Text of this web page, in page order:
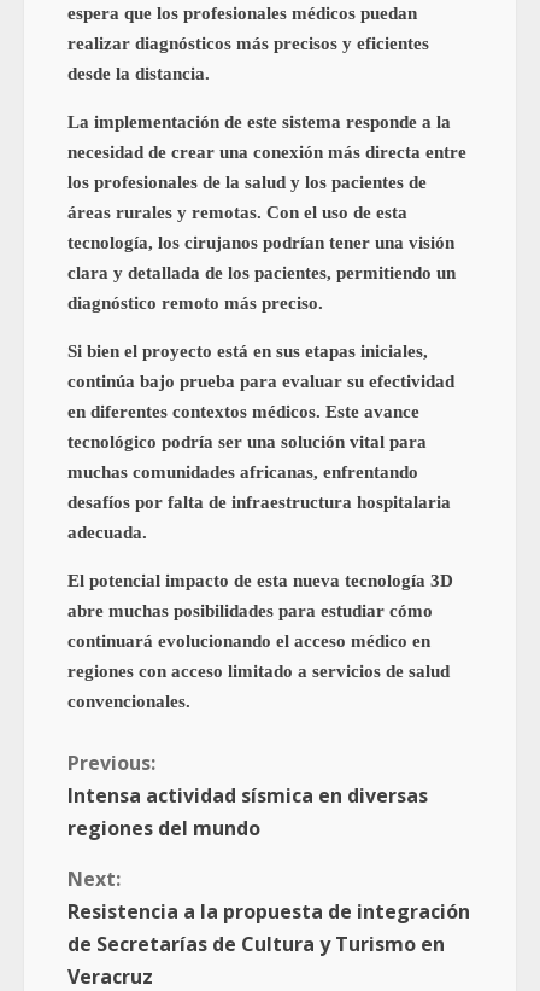
espera que los profesionales médicos puedan
realizar diagnósticos más precisos y eficientes
desde la distancia.
La implementación de este sistema responde a la
necesidad de crear una conexión más directa entre
los profesionales de la salud y los pacientes de
áreas rurales y remotas. Con el uso de esta
tecnología, los cirujanos podrían tener una visión
clara y detallada de los pacientes, permitiendo un
diagnóstico remoto más preciso.
Si bien el proyecto está en sus etapas iniciales,
continúa bajo prueba para evaluar su efectividad
en diferentes contextos médicos. Este avance
tecnológico podría ser una solución vital para
muchas comunidades africanas, enfrentando
desafíos por falta de infraestructura hospitalaria
adecuada.
El potencial impacto de esta nueva tecnología 3D
abre muchas posibilidades para estudiar cómo
continuará evolucionando el acceso médico en
regiones con acceso limitado a servicios de salud
convencionales.
Previous:
Intensa actividad sísmica en diversas
regiones del mundo
Next:
Resistencia a la propuesta de integración
de Secretarías de Cultura y Turismo en
Veracruz